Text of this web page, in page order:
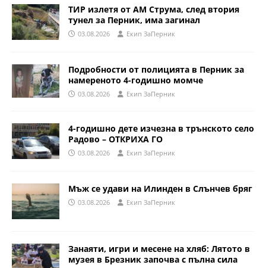
ТИР излетя от АМ Струма, след втория
тунел за Перник, има загинал
03.08.2026 Eкип ЗаПерник
Подробности от полицията в Перник за
намереното 4-годишно момче
03.08.2026 Eкип ЗаПерник
4-годишно дете изчезна в трънското село
Радово – ОТКРИХА ГО
03.08.2026 Eкип ЗаПерник
Мъж се удави на Илинден в Слънчев бряг
03.08.2026 Eкип ЗаПерник
Занаяти, игри и месене на хляб: Лятото в
музея в Брезник започва с пълна сила